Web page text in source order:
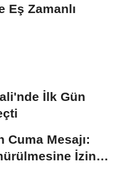
Eş Zamanlı
İlk Gün
Cuma Mesajı:
İzin